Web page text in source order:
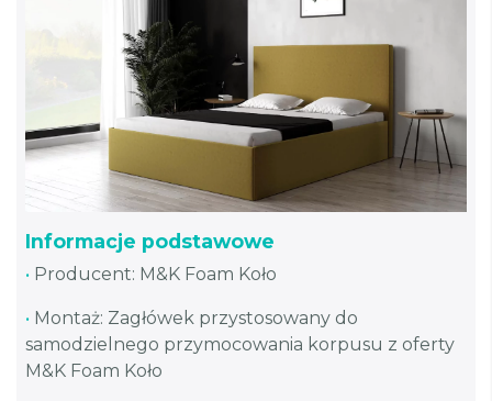
Informacje podstawowe
• Producent: M&K Foam Koło
• Montaż: Zagłówek przystosowany do
samodzielnego przymocowania korpusu z oferty
M&K Foam Koło